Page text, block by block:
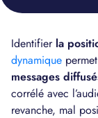
Identifier la
dynamique
messages
corrélé avec
revanche, mal